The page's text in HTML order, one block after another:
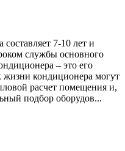
7-10 лет и
службы основного
– это его
жизни кондиционера могут
расчет помещения и,
подбор оборудов...